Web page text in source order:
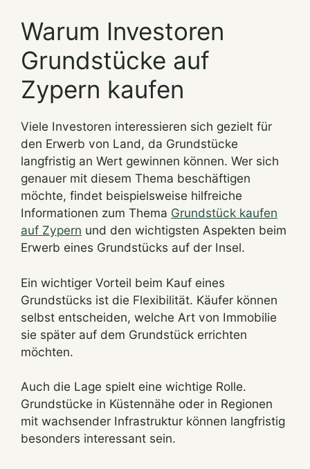
Warum Investoren
Grundstücke auf
Zypern kaufen
Viele Investoren interessieren sich gezielt für
den Erwerb von Land, da Grundstücke
langfristig an Wert gewinnen können. Wer sich
genauer mit diesem Thema beschäftigen
möchte, findet beispielsweise hilfreiche
Informationen zum Thema Grundstück kaufen
auf Zypern und den wichtigsten Aspekten beim
Erwerb eines Grundstücks auf der Insel.
Ein wichtiger Vorteil beim Kauf eines
Grundstücks ist die Flexibilität. Käufer können
selbst entscheiden, welche Art von Immobilie
sie später auf dem Grundstück errichten
möchten.
Auch die Lage spielt eine wichtige Rolle.
Grundstücke in Küstennähe oder in Regionen
mit wachsender Infrastruktur können langfristig
besonders interessant sein.